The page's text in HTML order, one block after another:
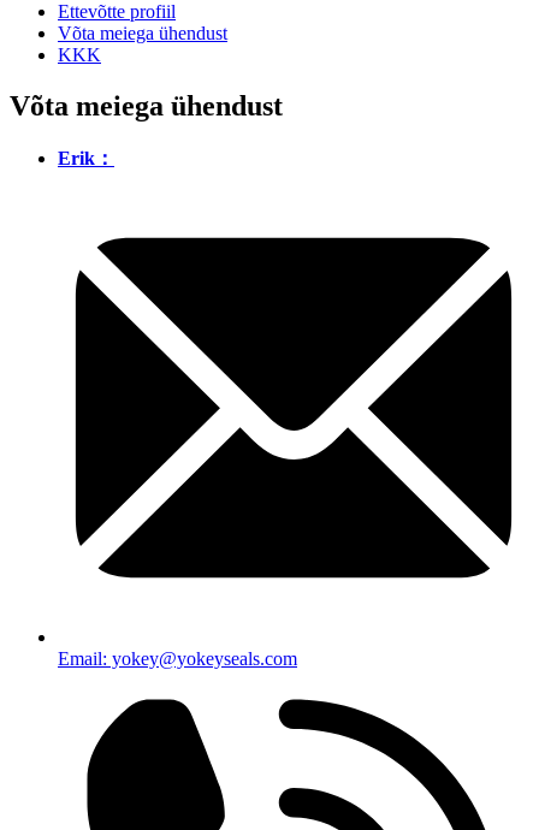
Ettevõtte profiil
Võta meiega ühendust
KKK
Võta meiega ühendust
Erik：
Email: yokey@yokeyseals.com